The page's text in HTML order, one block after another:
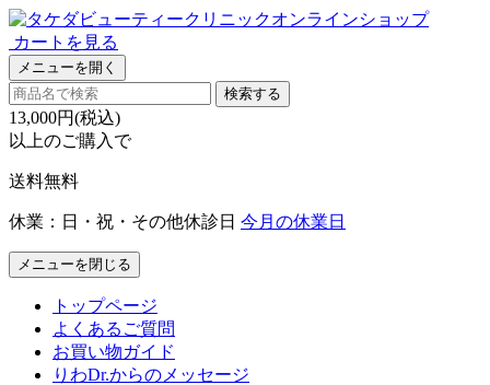
カートを見る
メニューを開く
検索する
13,000円(税込)
以上のご購入で
送料無料
休業：日・祝・その他休診日 今月の休業日
メニューを閉じる
トップページ
よくあるご質問
お買い物ガイド
りわDr.からのメッセージ